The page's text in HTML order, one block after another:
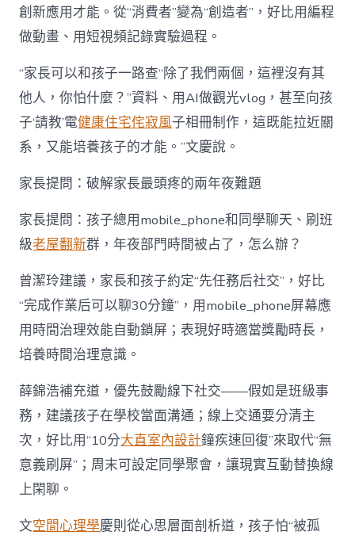
創新應用才能。從“消費者”變為“創造者”，好比用編程
做動畫、用短視頻記錄實驗過程。
“家長可以和孩子一路查“除了我們兩個，這裡沒有其
他人，你怕什麼？”資料、用AI做觀光vlog，甚至向孩
子‘請教’電健康住宅侘寂風子相冊制作，這既能拉近關
系，又能培養孩子的才能。”文慶說。
家長提問：破解家長最頭疼的兩年夜難題
家長提問：孩子總用mobile_phone和同學聊天、刷班
級老屋翻新群，年夜部門時間被占了，怎么辦？
曾潔玲建議，家長和孩子約定“先任務后社交”，好比
“完成作業后可以聊30分鐘”，用mobile_phone屏幕應
用時間治理效能自動鎖屏；表現好時適當獎勵時長，
培養時間治理意識。
薛錦浩補充道，優先鼓勵線下社交——假如是班級事
務，建議孩子在學校當面溝通；線上交通要分清主
次，好比用“10分大直室內設計鐘疾速回復”來取代“無
意義刷屏”；周末可設定同學聚會，讓現實互動替換線
上閑聊。
文空間心理學慶則從心思層面剖析道，孩子怕“被孤